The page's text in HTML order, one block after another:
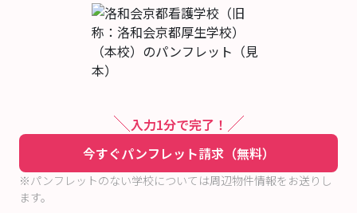
入力1分で完了！
今すぐパンフレット請求（無料）
※パンフレットのない学校については周辺物件情報をお送りし
ます。